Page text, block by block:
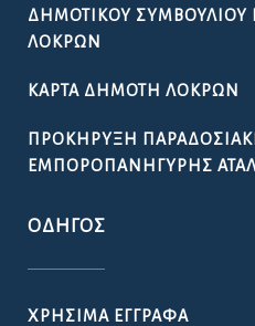
ΔΗΜΟΤΙΚΟΎ
ΛΟΚΡΏΝ
ΚΆΡΤΑ ΔΗΜΌΤΗ ΛΟΚΡΏΝ
ΠΡΟΚΉΡΥΞΗ
ΕΜΠΟΡΟΠΑΝΉΓΥΡΗΣ
ΟΔΗΓΌΣ
ΧΡΉΣΙΜΑ ΈΓΓΡΑΦΑ